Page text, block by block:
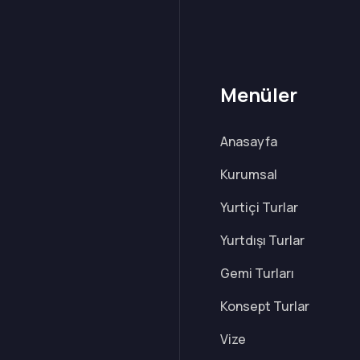
Menüler
Anasayfa
Kurumsal
Yurtiçi Turlar
Yurtdışı Turlar
Gemi Turları
Konsept Turlar
Vize